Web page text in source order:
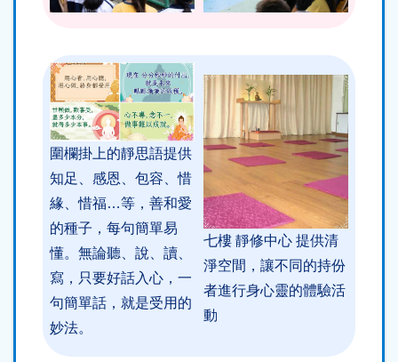
圍欄掛上的靜思語提供
知足、感恩、包容、惜
緣、惜福…等，善和愛
的種子，每句簡單易
懂。無論聽、說、讀、
寫，只要好話入心，一
句簡單話，就是受用的
妙法。
七樓 靜修中心 提供清
淨空間，讓不同的持份
者進行身心靈的體驗活
動